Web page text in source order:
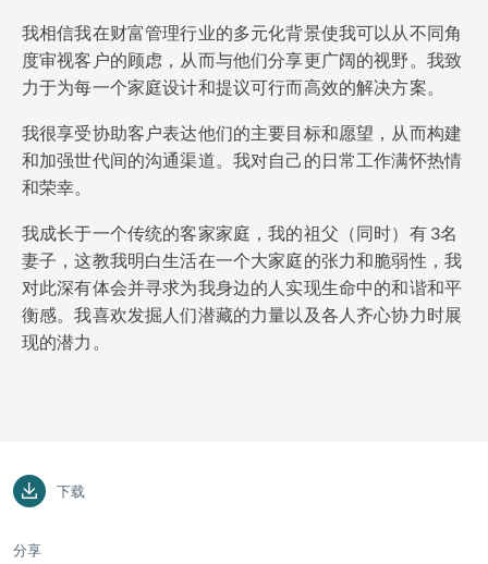
我相信我在财富管理行业的多元化背景使我可以从不同角
度审视客户的顾虑，从而与他们分享更广阔的视野。我致
力于为每一个家庭设计和提议可行而高效的解决方案。
我很享受协助客户表达他们的主要目标和愿望，从而构建
和加强世代间的沟通渠道。我对自己的日常工作满怀热情
和荣幸。
我成长于一个传统的客家家庭，我的祖父（同时）有 3名
妻子，这教我明白生活在一个大家庭的张力和脆弱性，我
对此深有体会并寻求为我身边的人实现生命中的和谐和平
衡感。我喜欢发掘人们潜藏的力量以及各人齐心协力时展
现的潜力。
下载
分享